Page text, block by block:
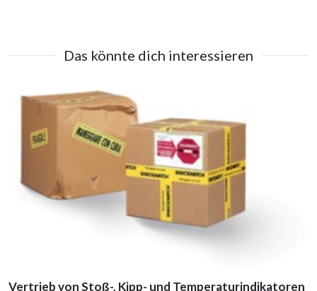
Das könnte dich interessieren
Vertrieb von Stoß-, Kipp- und Temperaturindikatoren